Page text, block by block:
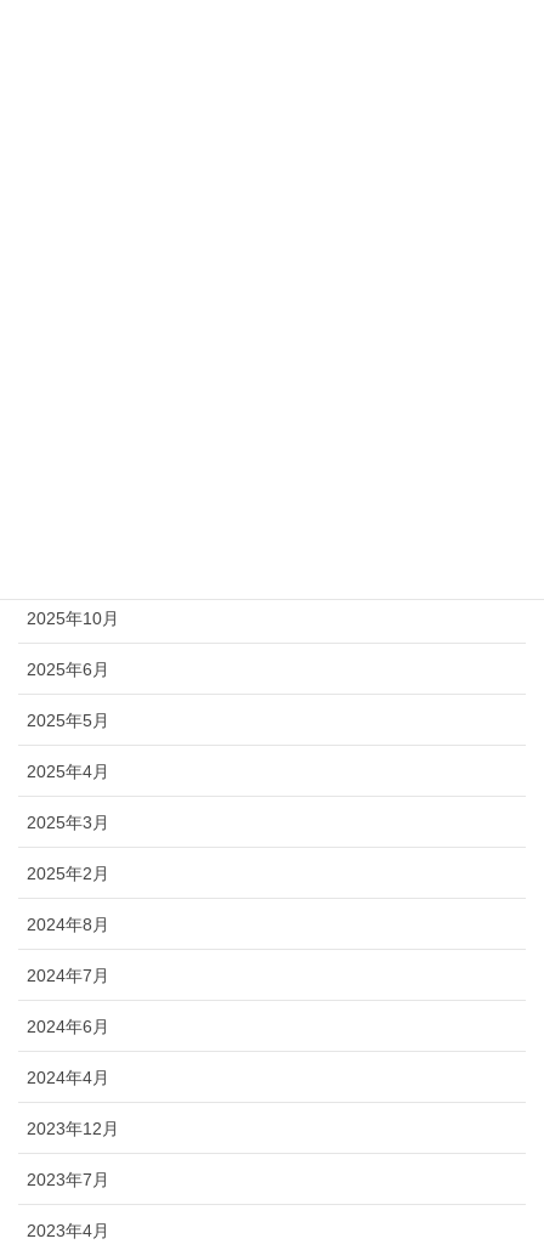
2025年10月
2025年6月
2025年5月
2025年4月
2025年3月
2025年2月
2024年8月
2024年7月
2024年6月
2024年4月
2023年12月
2023年7月
2023年4月